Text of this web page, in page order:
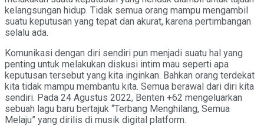
kelangsungan hidup. Tidak semua orang mampu mengambil
suatu keputusan yang tepat dan akurat, karena pertimbangan
selalu ada.
Komunikasi dengan diri sendiri pun menjadi suatu hal yang
penting untuk melakukan diskusi intim mau seperti apa
keputusan tersebut yang kita inginkan. Bahkan orang terdekat
kita tidak mampu membantu kita. Semua berawal dari diri kita
sendiri. Pada 24 Agustus 2022, Benten +62 mengeluarkan
sebuah lagu baru bertajuk “Terbang Menghilang, Semua
Melaju” yang dirilis di musik digital platform.